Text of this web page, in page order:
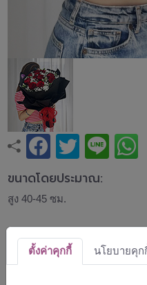
ขนาดโดยประมาณ:
สูง 40-45 ซม.
ช่อกุหลาบแดงพรีเมียม จัดร่ว
ขาว ห่อด้วยกระดาษสีดำตัดกับ
ถ่ายทอดความรัก ความโรแมน
ตั้งค่าคุกกี้ นโยบายคุก